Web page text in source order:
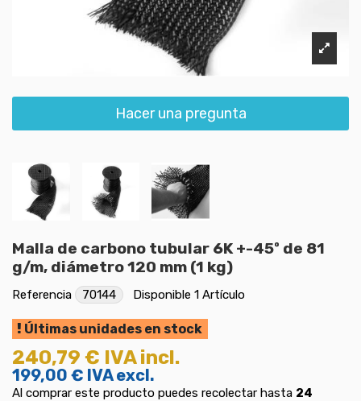
Hacer una pregunta
Malla de carbono tubular 6K +-45º de 81
g/m, diámetro 120 mm (1 kg)
Referencia 70144 Disponible 1 Artículo
Últimas unidades en stock
240,79 € IVA incl.
199,00 € IVA excl.
Al comprar este producto puedes recolectar hasta 24